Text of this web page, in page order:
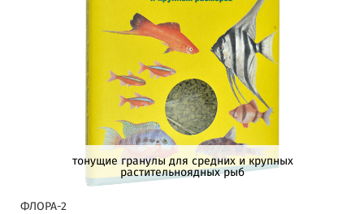
тонущие гранулы для средних и крупных
растительноядных рыб
ФЛОРА-2